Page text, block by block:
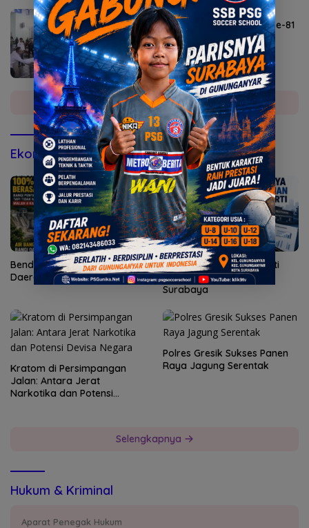
Agustus 6, 2026
Lomba Agustusan Semarakkan HUT RI ke-81
di Mojokerto
Selengkapnya
Ekonomi & Bisnis
Bendungan Sidan Airi Empat
Daerah, Bangli Dapat Apa?
Kepatuhan AG Ny Suharti
Diperiksa Otoritas Pajak
Surabaya
Kratom di Persimpangan
Jalan: Antara Jerat
Narkotika dan Potensi
Polres Gresik Sukses Panen
Raya Jagung Serentak
Selengkapnya
Hukum & Kriminal
Aparat Penegak Hukum